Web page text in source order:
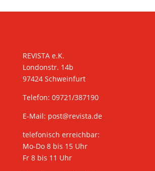
REVISTA e.K.
Londonstr. 14b
97424 Schweinfurt
Telefon: 09721/387190
E-Mail: post@revista.de
telefonisch erreichbar:
Mo-Do 8 bis 15 Uhr
Fr 8 bis 11 Uhr